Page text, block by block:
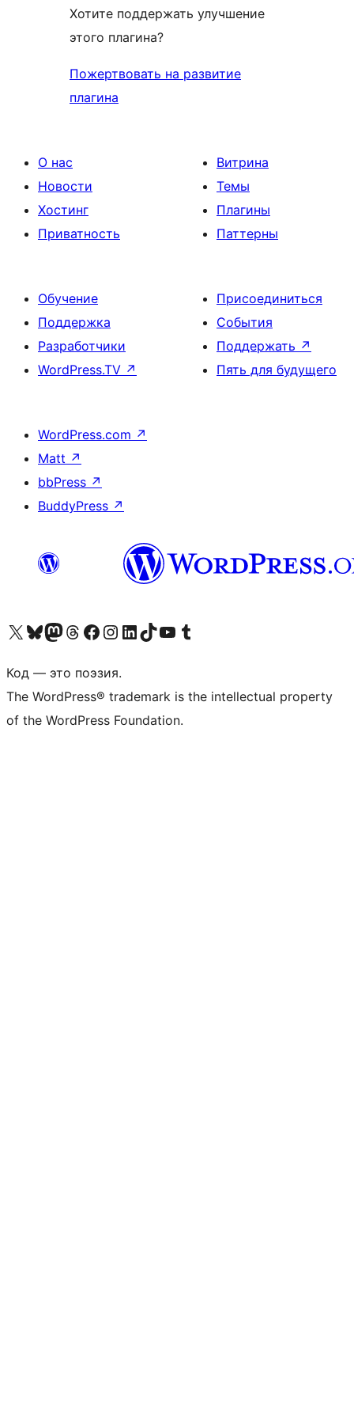
Хотите поддержать улучшение
этого плагина?
Пожертвовать на развитие
плагина
О нас
Новости
Хостинг
Приватность
Витрина
Темы
Плагины
Паттерны
Обучение
Поддержка
Разработчики
WordPress.TV ↗
Присоединиться
События
Поддержать ↗
Пять для будущего
WordPress.com ↗
Matt ↗
bbPress ↗
BuddyPress ↗
Посетите нас в X (ранее Twitter)
Посетите нашу учётную запись в Bluesky
Посетите нашу ленту в Mastodon
Посетите нашу учётную запись в Threads
Посетите нашу страницу на Facebook
Посетите наш Instagram
Посетите нашу страницу в LinkedIn
Посетите нашу учётную запись в TikTok
Посетите наш канал YouTube
Посетите нашу учётную запись в Tumblr
Код — это поэзия.
The WordPress® trademark is the intellectual property
of the WordPress Foundation.